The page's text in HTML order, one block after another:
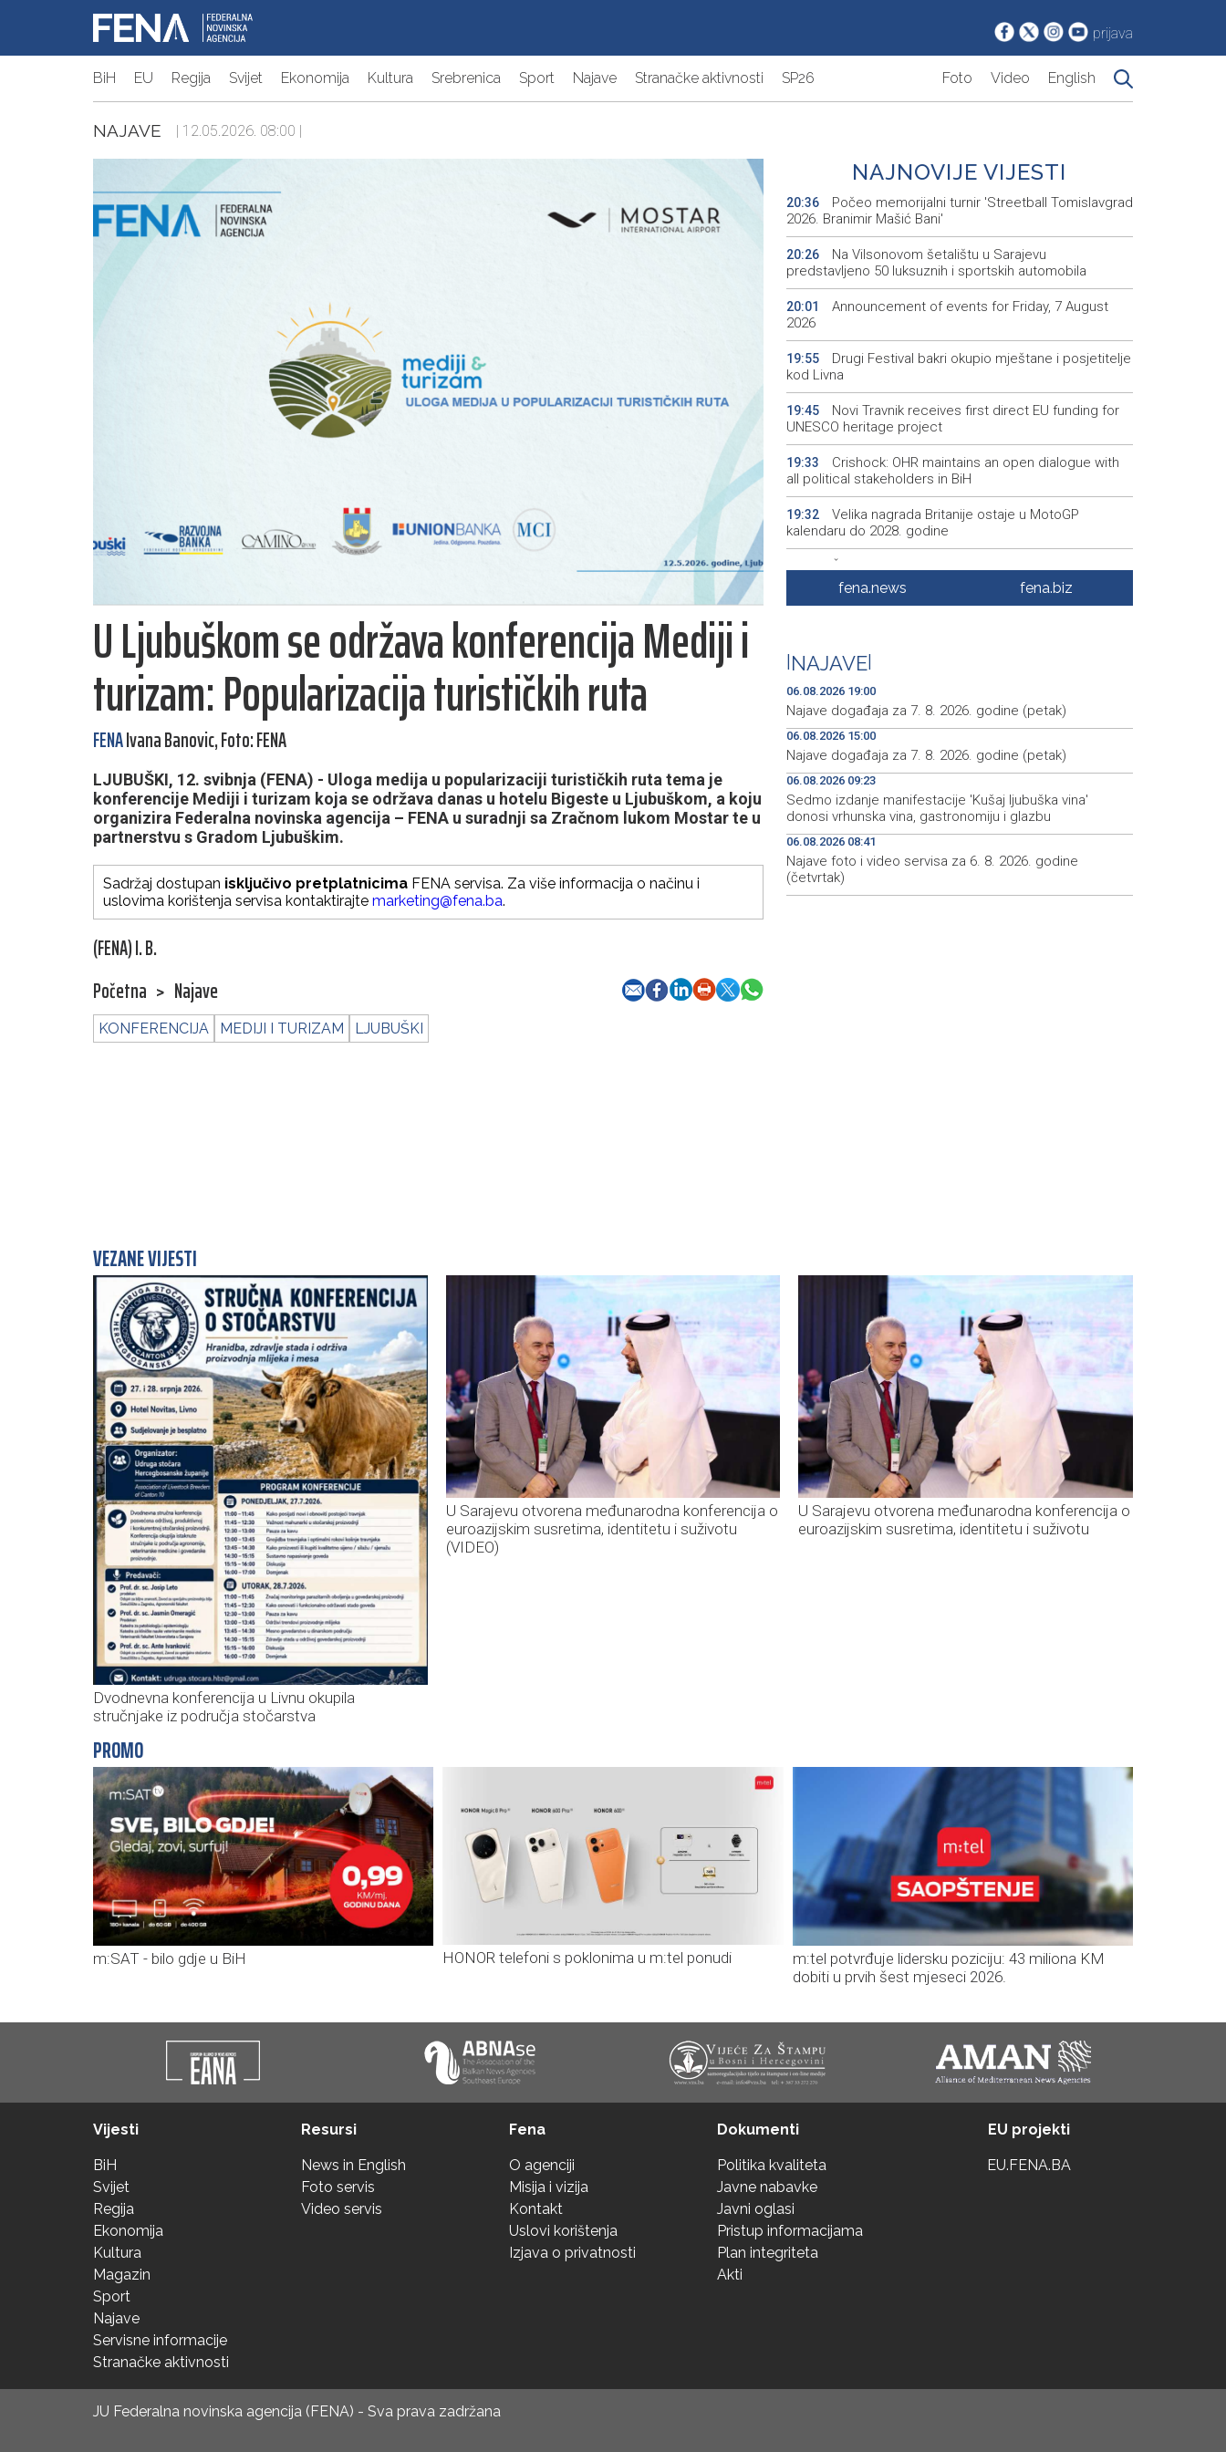
prijava
BiH EU Regija Svijet Ekonomija Kultura Srebrenica Sport Najave Stranačke aktivnosti SP26 Foto Video English
NAJAVE | 12.05.2026. 08:00 |
U Ljubuškom se održava konferencija Mediji i
turizam: Popularizacija turističkih ruta
FENAIvana Banovic, Foto: FENA
LJUBUŠKI, 12. svibnja (FENA) - Uloga medija u popularizaciji turističkih ruta tema je
konferencije Mediji i turizam koja se održava danas u hotelu Bigeste u Ljubuškom, a koju
organizira Federalna novinska agencija – FENA u suradnji sa Zračnom lukom Mostar te u
partnerstvu s Gradom Ljubuškim.
Sadržaj dostupan isključivo pretplatnicima FENA servisa. Za više informacija o načinu i
uslovima korištenja servisa kontaktirajte marketing@fena.ba.
(FENA) I. B.
Početna > Najave
KONFERENCIJA MEDIJI I TURIZAM LJUBUŠKI
NAJNOVIJE VIJESTI
20:36
Počeo memorijalni turnir 'Streetball Tomislavgrad
2026. Branimir Mašić Bani'
20:26
Na Vilsonovom šetalištu u Sarajevu
predstavljeno 50 luksuznih i sportskih automobila
20:01
Announcement of events for Friday, 7 August
2026
19:55
Drugi Festival bakri okupio mještane i posjetitelje
kod Livna
19:45
Novi Travnik receives first direct EU funding for
UNESCO heritage project
19:33
Crishock: OHR maintains an open dialogue with
all political stakeholders in BiH
19:32
Velika nagrada Britanije ostaje u MotoGP
kalendaru do 2028. godine
Španska krajnja ljevica i desnica ujedinjene protiv
Maroka kao suorganizatora SP 2030.
19:16
Soreca says SEPA application marks important
milestone on BiH's EU path
fena.news fena.biz
NAJAVE|
06.08.2026 19:00
Najave događaja za 7. 8. 2026. godine (petak)
06.08.2026 15:00
Najave događaja za 7. 8. 2026. godine (petak)
06.08.2026 09:23
Sedmo izdanje manifestacije 'Kušaj ljubuška vina'
donosi vrhunska vina, gastronomiju i glazbu
06.08.2026 08:41
Najave foto i video servisa za 6. 8. 2026. godine
(četvrtak)
VEZANE VIJESTI
Dvodnevna konferencija u Livnu okupila
stručnjake iz područja stočarstva
U Sarajevu otvorena međunarodna konferencija o
euroazijskim susretima, identitetu i suživotu
(VIDEO)
U Sarajevu otvorena međunarodna konferencija o
euroazijskim susretima, identitetu i suživotu
PROMO
m:SAT - bilo gdje u BiH HONOR telefoni s poklonima u m:tel ponudi
m:tel potvrđuje lidersku poziciju: 43 miliona KM
dobiti u prvih šest mjeseci 2026.
Vijesti
BiH
Svijet
Regija
Ekonomija
Kultura
Magazin
Sport
Najave
Servisne informacije
Stranačke aktivnosti
Resursi
News in English
Foto servis
Video servis
Fena
O agenciji
Misija i vizija
Kontakt
Uslovi korištenja
Izjava o privatnosti
Dokumenti
Politika kvaliteta
Javne nabavke
Javni oglasi
Pristup informacijama
Plan integriteta
Akti
EU projekti
EU.FENA.BA
JU Federalna novinska agencija (FENA) - Sva prava zadržana